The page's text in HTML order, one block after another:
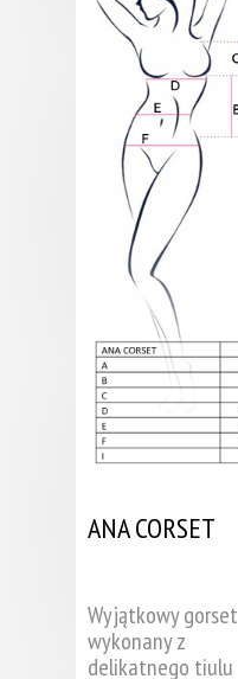
ANA CORSET
Wyjątkowy gorset
wykonany z
delikatnego tiulu